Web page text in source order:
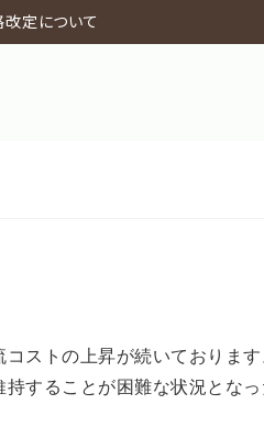
改定について
ストの上昇が続いております
することが困難な状況とな